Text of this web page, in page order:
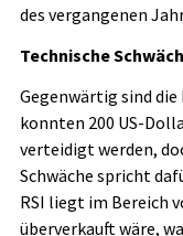
des vergangenen
Technische
Gegenwärtig sind die
konnten 200 US-
verteidigt werden,
Schwäche spricht
RSI liegt im Bereich
überverkauft wäre,